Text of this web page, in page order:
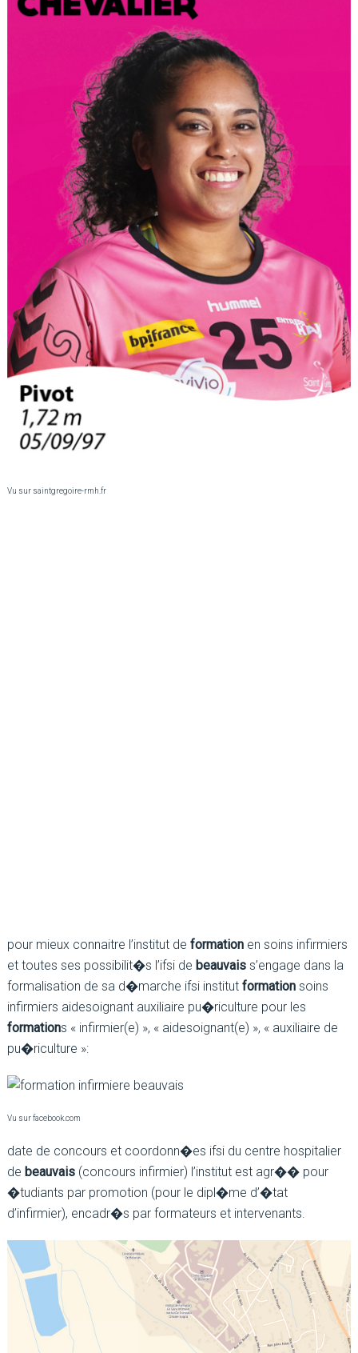
Vu sur saintgregoire-rmh.fr
pour mieux connaitre l’institut de formationen soins infirmiers
et toutes ses possibilit�s l’ifsi de beauvaiss’engage dans la
formalisation de sa d�marche ifsi institut formationsoins
infirmiers aidesoignant auxiliaire pu�riculture pour les
formations « infirmier(e) », « aidesoignant(e) », « auxiliaire de
pu�riculture »:
Vu sur facebook.com
date de concours et coordonn�es ifsi du centre hospitalier
de beauvais(concours infirmier) l’institut est agr�� pour
�tudiants par promotion (pour le dipl�me d’�tat
d’infirmier), encadr�s par formateurs et intervenants.